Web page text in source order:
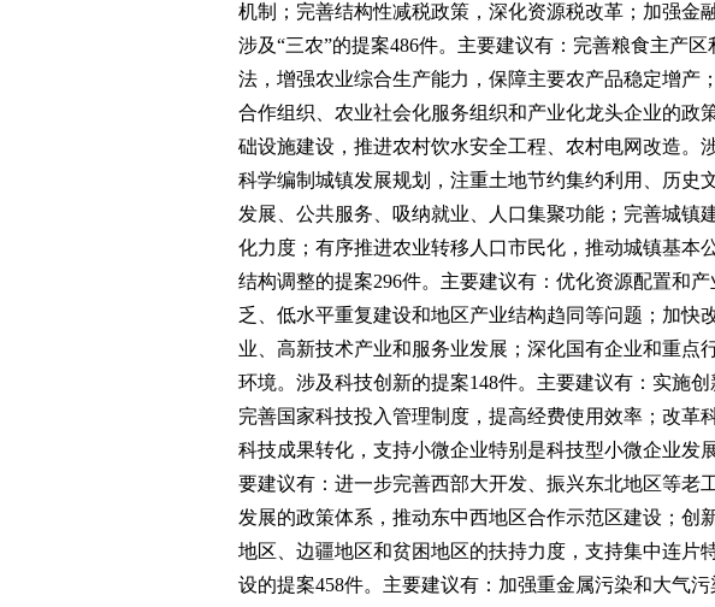
机制；完善结构性减税政策，深化资源税改革；加强金
涉及“三农”的提案486件。主要建议有：完善粮食主产
法，增强农业综合生产能力，保障主要农产品稳定增产
合作组织、农业社会化服务组织和产业化龙头企业的政
础设施建设，推进农村饮水安全工程、农村电网改造。
科学编制城镇发展规划，注重土地节约集约利用、历史
发展、公共服务、吸纳就业、人口集聚功能；完善城镇
化力度；有序推进农业转移人口市民化，推动城镇基本
结构调整的提案296件。主要建议有：优化资源配置和
乏、低水平重复建设和地区产业结构趋同等问题；加快
业、高新技术产业和服务业发展；深化国有企业和重点
环境。涉及科技创新的提案148件。主要建议有：实施
完善国家科技投入管理制度，提高经费使用效率；改革
科技成果转化，支持小微企业特别是科技型小微企业发
要建议有：进一步完善西部大开发、振兴东北地区等老
发展的政策体系，推动东中西地区合作示范区建设；创
地区、边疆地区和贫困地区的扶持力度，支持集中连片
设的提案458件。主要建议有：加强重金属污染和大气